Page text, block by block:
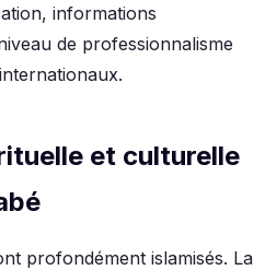
informations
de professionnalisme
et culturelle
profondément islamisés. La